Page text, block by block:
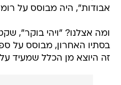
אבודות", היה מבוסס על
ומה אצלנו? "ויהי בוקר",
בסתיו האחרון, מבוסס על
זה היוצא מן הכלל שמעיד